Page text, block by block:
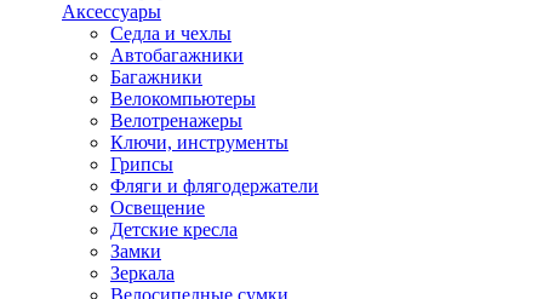
Аксессуары
Седла и чехлы
Автобагажники
Багажники
Велокомпьютеры
Велотренажеры
Ключи, инструменты
Грипсы
Фляги и флягодержатели
Освещение
Детские кресла
Замки
Зеркала
Велосипедные сумки